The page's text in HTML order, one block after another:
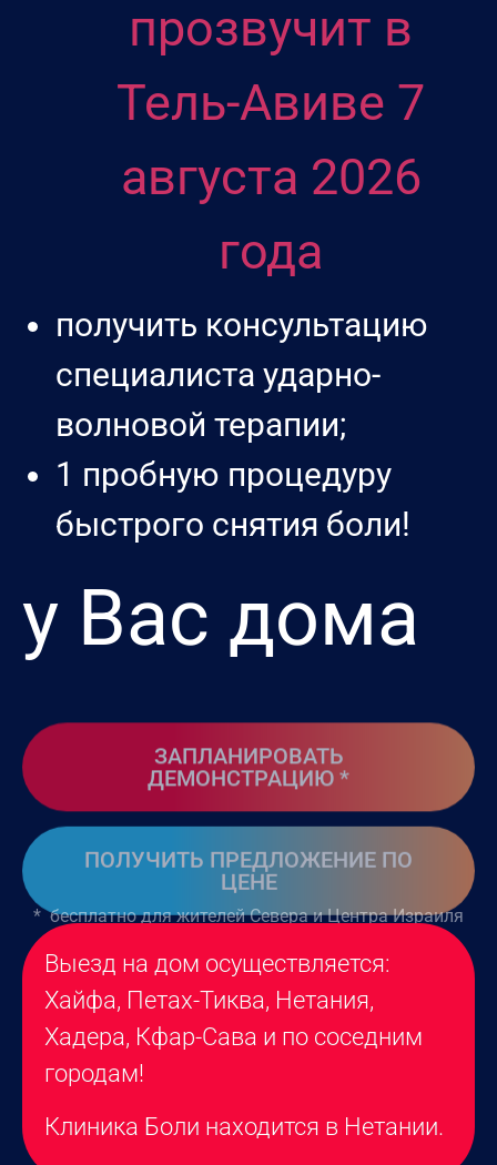
прозвучит в
Тель-Авиве 7
августа 2026
года
получить консультацию
специалиста ударно-
волновой терапии;
1 пробную процедуру
быстрого снятия боли!
у Вас дома
ЗАПЛАНИРОВАТЬ
ДЕМОНСТРАЦИЮ *
ПОЛУЧИТЬ ПРЕДЛОЖЕНИЕ ПО
ЦЕНЕ
* бесплатно для жителей Севера и Центра Израиля
Выезд на дом осуществляется:
Хайфа, Петах-Тиква, Нетания,
Хадера, Кфар-Сава и по соседним
городам!
Клиника Боли находится в Нетании.